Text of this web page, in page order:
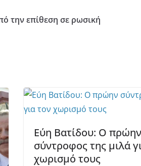
την επίθεση σε ρωσική
Εύη Βατίδου: Ο πρώην
σύντροφος της μιλά
χωρισμό τους